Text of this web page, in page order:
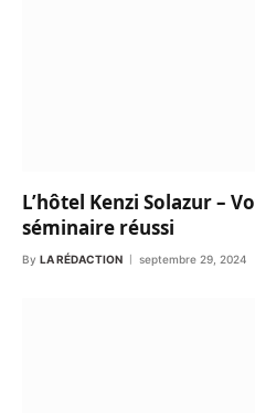
L’hôtel Kenzi Solazur –
séminaire réussi
By LA RÉDACTION septembre 29, 2024